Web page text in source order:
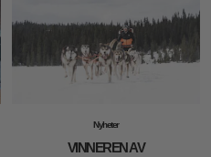
Nyheter
VINNEREN AV